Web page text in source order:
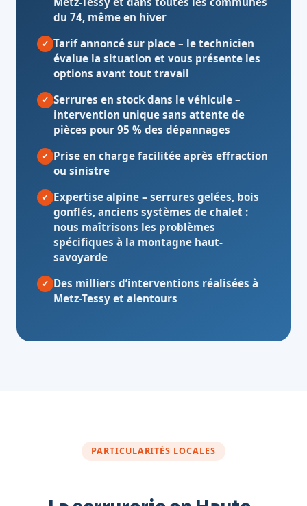
du 74, même en hiver
✓ Tarif annoncé sur place – le technicien
évalue la situation et vous présente les
options avant tout travail
✓ Serrures en stock dans le véhicule –
intervention unique sans attente de
pièces pour 95 % des dépannages
✓ Prise en charge facilitée après effraction
ou sinistre
✓ Expertise alpine – serrures gelées, bois
gonflés, anciens systèmes de chalet :
nous maîtrisons les problèmes
spécifiques à la montagne haut-
savoyarde
✓ Des milliers d’interventions réalisées à
Metz-Tessy et alentours
PARTICULARITÉS LOCALES